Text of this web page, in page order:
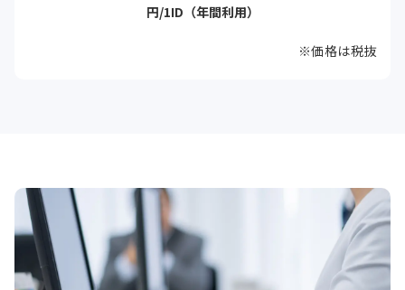
円/1ID（年間利用）
※価格は税抜